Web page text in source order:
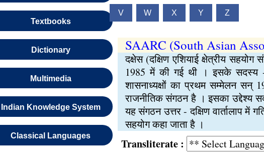
Textbooks
Dictionary
Multimedia
Indian Knowledge System
Classical Languages
V W X Y Z
SAARC (South Asian
दक्षेस (दक्षिण एशियाई क्षेत्रीय
1985 में की गई थी । इसके सदस्य -
शासनाध्यक्षों का प्रथम सम्मेलन
राजनीतिक संगठन है । इसका उद्देश्य
यह संगठन उत्तर - दक्षिण वार्तालाप में
सहयोग कहा जाता है ।
Transliterate :